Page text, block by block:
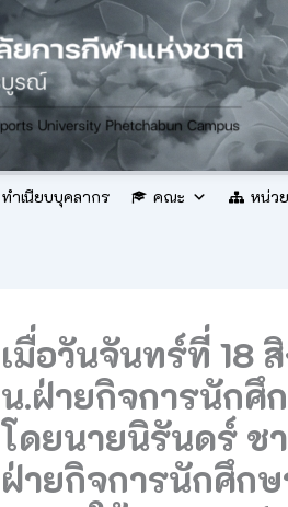
ทำเนียบบุคลากร คณะ หน่ว
เมื่อวันจันทร์ที่ 18
น.ฝ่ายกิจการนักศึ
โดยนายนิรันดร์ ช
ฝ่ายกิจการนักศึก